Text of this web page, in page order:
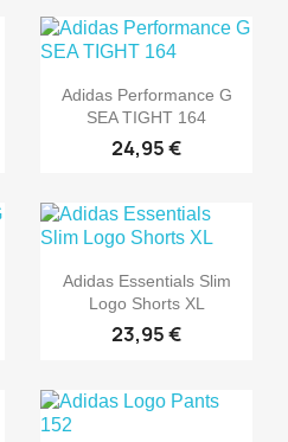
Adidas Performance G
SEA TIGHT 164
24,95 €
Adidas Essentials Slim
Logo Shorts XL
23,95 €